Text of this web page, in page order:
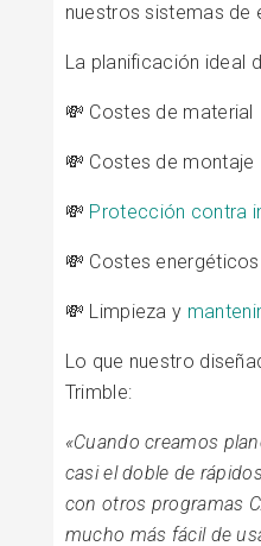
nuestros sistemas de
La planificación ideal
💸 Costes de material
💸 Costes de montaje
💸 Protección contra
💸 Costes
💸 Limpieza y
Lo que nuestro
Trimble:
«Cuando creamos
casi el doble de
con otros programas
mucho más fácil de